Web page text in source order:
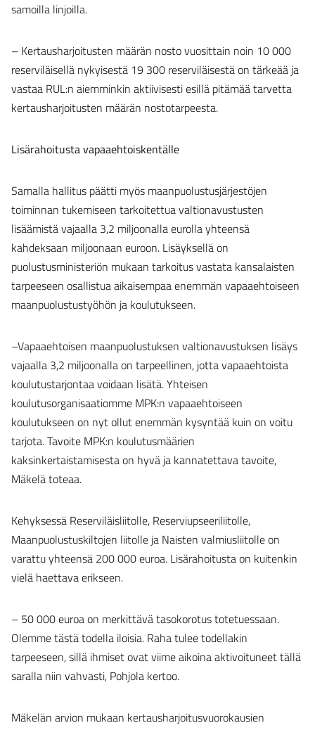
samoilla linjoilla.
– Kertausharjoitusten määrän nosto vuosittain noin 10 000
reserviläisellä nykyisestä 19 300 reserviläisestä on tärkeää ja
vastaa RUL:n aiemminkin aktiivisesti esillä pitämää tarvetta
kertausharjoitusten määrän nostotarpeesta.
Lisärahoitusta vapaaehtoiskentälle
Samalla hallitus päätti myös maanpuolustusjärjestöjen
toiminnan tukemiseen tarkoitettua valtionavustusten
lisäämistä vajaalla 3,2 miljoonalla eurolla yhteensä
kahdeksaan miljoonaan euroon. Lisäyksellä on
puolustusministeriön mukaan tarkoitus vastata kansalaisten
tarpeeseen osallistua aikaisempaa enemmän vapaaehtoiseen
maanpuolustustyöhön ja koulutukseen.
–Vapaaehtoisen maanpuolustuksen valtionavustuksen lisäys
vajaalla 3,2 miljoonalla on tarpeellinen, jotta vapaaehtoista
koulutustarjontaa voidaan lisätä. Yhteisen
koulutusorganisaatiomme MPK:n vapaaehtoiseen
koulutukseen on nyt ollut enemmän kysyntää kuin on voitu
tarjota. Tavoite MPK:n koulutusmäärien
kaksinkertaistamisesta on hyvä ja kannatettava tavoite,
Mäkelä toteaa.
Kehyksessä Reserviläisliitolle, Reserviupseeriliitolle,
Maanpuolustuskiltojen liitolle ja Naisten valmiusliitolle on
varattu yhteensä 200 000 euroa. Lisärahoitusta on kuitenkin
vielä haettava erikseen.
– 50 000 euroa on merkittävä tasokorotus totetuessaan.
Olemme tästä todella iloisia. Raha tulee todellakin
tarpeeseen, sillä ihmiset ovat viime aikoina aktivoituneet tällä
saralla niin vahvasti, Pohjola kertoo.
Mäkelän arvion mukaan kertausharjoitusvuorokausien